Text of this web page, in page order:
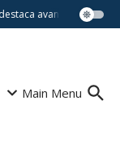
avanços em
Main Menu